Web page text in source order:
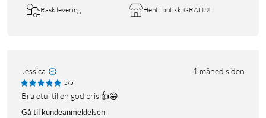
Rask levering Hent i butikk, GRATIS!
Jessica 1 måned siden
5/5
Bra etui til en god pris 👍😀
Gå til kundeanmeldelsen